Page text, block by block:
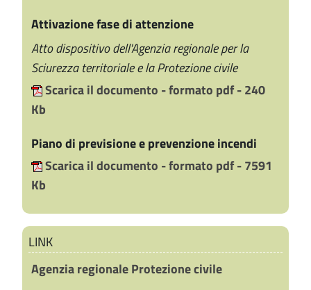
Attivazione fase di attenzione
Atto dispositivo dell'Agenzia regionale per la
Sciurezza territoriale e la Protezione civile
Scarica il documento - formato pdf - 240
Kb
Piano di previsione e prevenzione incendi
Scarica il documento - formato pdf - 7591
Kb
LINK
Agenzia regionale Protezione civile